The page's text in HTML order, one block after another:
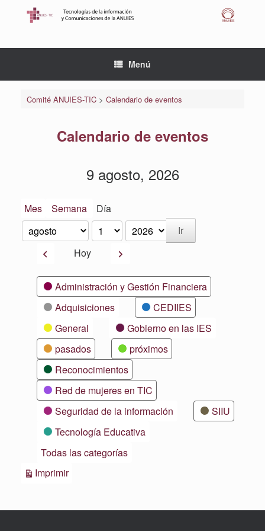
Menú
Comité ANUIES-TIC> Calendario de eventos
Calendario de eventos
9 agosto, 2026
Mes Semana Día
Mes
Día
Año
AnteriorHoy Siguiente
CategoríasAdministración y Gestión Financiera
Adquisiciones
CEDIIES
General
Gobierno en las IES
pasados
próximos
Reconocimientos
Red de mujeres en TIC
Seguridad de la información
SIIU
Tecnología Educativa
Todas las categorías
ImprimirVistas